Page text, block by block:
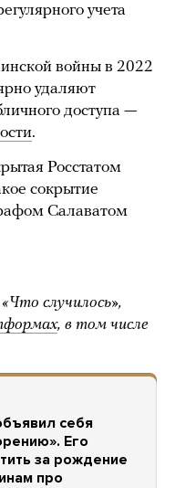
учета
войны в 2022
удаляют
доступа —
.
Росстатом
сокрытие
Салаватом
случилось»,
, в том числе
себя
Его
за рождение
про